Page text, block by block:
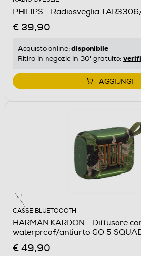
PHILIPS - Radiosveglia
€ 39,90
Acquisto online: disponibile
Ritiro in negozio in 30' gratuito:
AGGIUNGI
CASSE BLUETOOOTH
HARMAN KARDON - Diffusore
waterproof/antiurto GO 5
€ 49,90